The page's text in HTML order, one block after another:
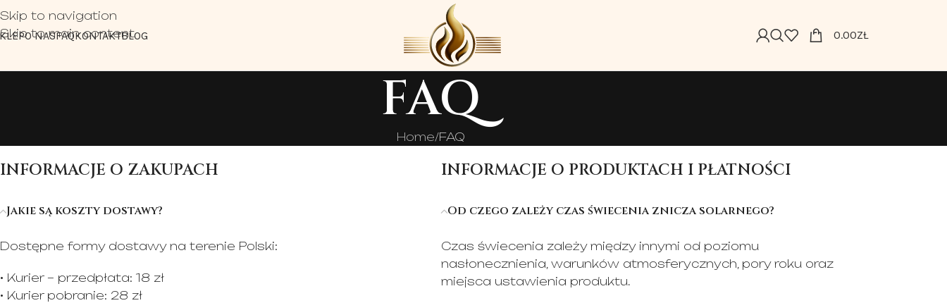
Skip to navigation
Skip to main content
O NASFAQKONTAKTBLOG 0.00ZŁ
FAQ
Home FAQ
INFORMACJE O ZAKUPACH
Jakie są koszty dostawy?
Dostępne formy dostawy na terenie Polski:
• Kurier – przedpłata: 18 zł
• Kurier pobranie: 28 zł
INFORMACJE O PRODUKTACH I PŁATNOŚCI
Od czego zależy czas świecenia znicza solarnego?
Czas świecenia zależy między innymi od poziomu
nasłonecznienia, warunków atmosferycznych, pory roku oraz
miejsca ustawienia produktu.